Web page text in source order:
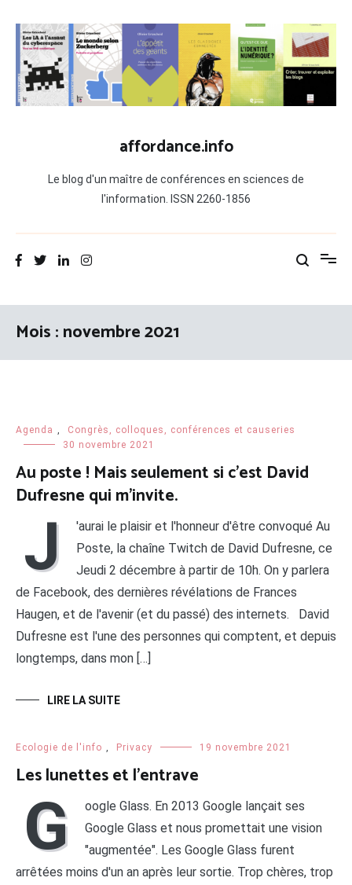
contenu
affordance.info
Le blog d'un maître de conférences en sciences de
l'information. ISSN 2260-1856
Mois :novembre 2021
Agenda
Congrès, colloques, conférences et causeries
30 novembre 2021
Au poste ! Mais seulement si c’est David
Dufresne qui m’invite.
J
'aurai le plaisir et l'honneur d'être convoqué Au
Poste, la chaîne Twitch de David Dufresne, ce
Jeudi 2 décembre à partir de 10h. On y parlera
de Facebook, des dernières révélations de Frances
Haugen, et de l'avenir (et du passé) des internets. David
Dufresne est l'une des personnes qui comptent, et depuis
longtemps, dans mon […]
LIRE LA SUITE
Ecologie de l'info Privacy 19 novembre 2021
Les lunettes et l’entrave
G
oogle Glass. En 2013 Google lançait ses
Google Glass et nous promettait une vision
"augmentée". Les Google Glass furent
arrêtées moins d'un an après leur sortie. Trop chères, trop